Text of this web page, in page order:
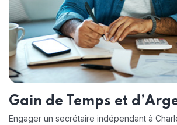
Gain de Temps et
Engager un secrétaire indépendant à